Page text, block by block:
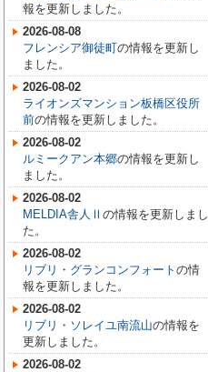
報を更新しました。
2026-08-08
フレンシア御徒町の情報を更新し
ました。
2026-08-02
ライオンズマンション板橋区役所
前の情報を更新しました。
2026-08-02
ルミークアン本郷の情報を更新し
ました。
2026-08-02
MELDIA舎人Ⅱ の情報を更新しまし
た。
2026-08-02
リブリ・グランコンフォート の情
報を更新しました。
2026-08-02
リブリ・ソレイユ南流山の情報を
更新しました。
2026-08-02